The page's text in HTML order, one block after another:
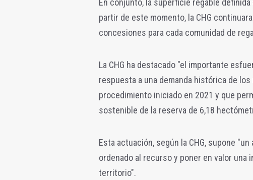
partir de este momento, la CHG
concesiones para cada comunidad de
La CHG ha destacado "el importante
respuesta a una demanda histórica de
procedimiento iniciado en 2021 y que
sostenible de la reserva de 6,18
Esta actuación, según la CHG, supone
ordenado al recurso y poner en valor
territorio".